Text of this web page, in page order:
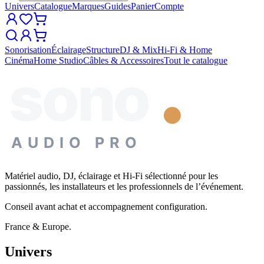
UniversCatalogueMarquesGuidesPanierCompte
SonorisationÉclairageStructureDJ & MixHi-Fi & Home
CinémaHome StudioCâbles & AccessoiresTout le catalogue
AUDIO PRO
Matériel audio, DJ, éclairage et Hi-Fi sélectionné pour les
passionnés, les installateurs et les professionnels de l’événement.
Conseil avant achat et accompagnement configuration.
France & Europe.
Univers